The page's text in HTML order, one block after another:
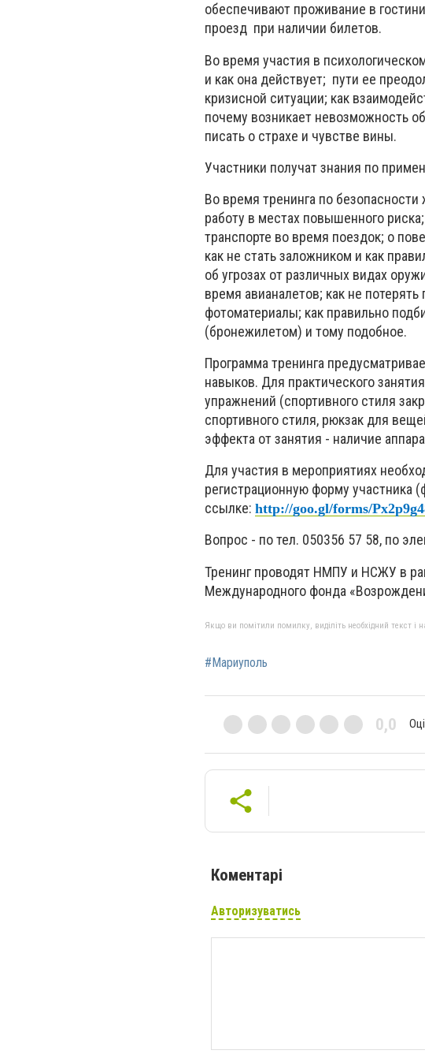
обеспечивают проживание в
проезд при наличии билетов.
Во время участия в
и как она действует; пути ее
кризисной ситуации; как
почему возникает невозможность
писать о страхе и чувстве вины.
Участники получат знания по
Во время тренинга по
работу в местах повышенного
транспорте во время поездок; о
как не стать заложником и как
об угрозах от различных видах
время авианалетов; как не
фотоматериалы; как правильно
(бронежилетом) и тому подобное.
Программа тренинга
навыков. Для практического
упражнений (спортивного стиля
спортивного стиля, рюкзак для
эффекта от занятия - наличие
Для участия в мероприятиях
регистрационную форму участника
ссылке: http://goo.gl/forms/
Вопрос - по тел. 050356 57 58, по
Тренинг проводят НМПУ и НСЖУ в
Международного фонда
Якщо ви помітили помилку, виділіть необхідний текст і
#Мариуполь
0,0
Коментарі
Авторизуватись